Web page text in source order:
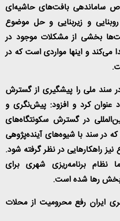
ساماندهی بافت‌های حاشیه‌ای
و زیربنایی و حل موضوع
بخشی از مشکلات موجود در
و اینها مواردی است که در
.
سند ملی را پیشگیری از گسترش
عنوان کرد و افزود: پیش‌نگری و
در گسترش سکونتگاه‌های
در سند با شیوه‌های آینده‌پژوهی
راهکارهایی در نظر گرفته شود.
برنامه‌ریزی شهری برای
بخش رها شده است.
ایران رفع محرومیت از محلات